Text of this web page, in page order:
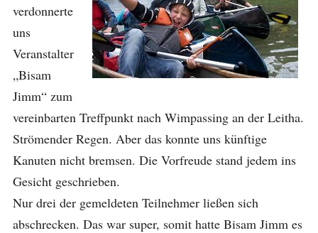
verdonnerte
uns
Veranstalter
„Bisam
Jimm“ zum
vereinbarten Treffpunkt nach Wimpassing an der Leitha.
Strömender Regen. Aber das konnte uns künftige
Kanuten nicht bremsen. Die Vorfreude stand jedem ins
Gesicht geschrieben.
Nur drei der gemeldeten Teilnehmer ließen sich
abschrecken. Das war super, somit hatte Bisam Jimm es